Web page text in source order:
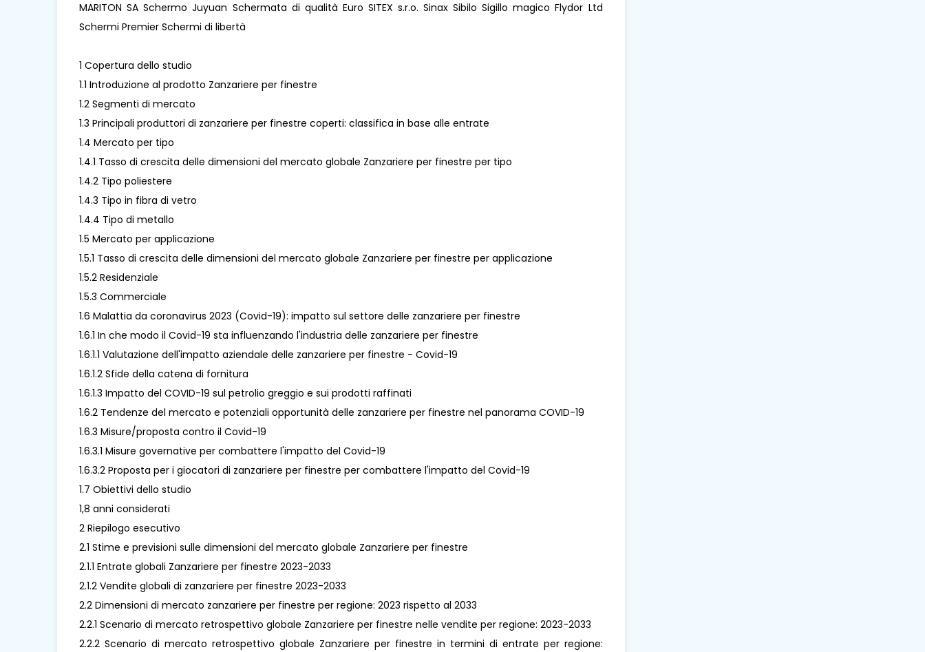
MARITON SA Schermo Juyuan Schermata di qualità Euro SITEX s.r.o. Sinax Sibilo Sigillo magico Flydor Ltd
Schermi Premier Schermi di libertà
1 Copertura dello studio
1.1 Introduzione al prodotto Zanzariere per finestre
1.2 Segmenti di mercato
1.3 Principali produttori di zanzariere per finestre coperti: classifica in base alle entrate
1.4 Mercato per tipo
1.4.1 Tasso di crescita delle dimensioni del mercato globale Zanzariere per finestre per tipo
1.4.2 Tipo poliestere
1.4.3 Tipo in fibra di vetro
1.4.4 Tipo di metallo
1.5 Mercato per applicazione
1.5.1 Tasso di crescita delle dimensioni del mercato globale Zanzariere per finestre per applicazione
1.5.2 Residenziale
1.5.3 Commerciale
1.6 Malattia da coronavirus 2023 (Covid-19): impatto sul settore delle zanzariere per finestre
1.6.1 In che modo il Covid-19 sta influenzando l'industria delle zanzariere per finestre
1.6.1.1 Valutazione dell'impatto aziendale delle zanzariere per finestre - Covid-19
1.6.1.2 Sfide della catena di fornitura
1.6.1.3 Impatto del COVID-19 sul petrolio greggio e sui prodotti raffinati
1.6.2 Tendenze del mercato e potenziali opportunità delle zanzariere per finestre nel panorama COVID-19
1.6.3 Misure/proposta contro il Covid-19
1.6.3.1 Misure governative per combattere l'impatto del Covid-19
1.6.3.2 Proposta per i giocatori di zanzariere per finestre per combattere l'impatto del Covid-19
1.7 Obiettivi dello studio
1,8 anni considerati
2 Riepilogo esecutivo
2.1 Stime e previsioni sulle dimensioni del mercato globale Zanzariere per finestre
2.1.1 Entrate globali Zanzariere per finestre 2023-2033
2.1.2 Vendite globali di zanzariere per finestre 2023-2033
2.2 Dimensioni di mercato zanzariere per finestre per regione: 2023 rispetto al 2033
2.2.1 Scenario di mercato retrospettivo globale Zanzariere per finestre nelle vendite per regione: 2023-2033
2.2.2 Scenario di mercato retrospettivo globale Zanzariere per finestre in termini di entrate per regione: